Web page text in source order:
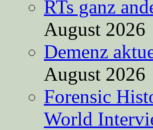
RTs ganz
August 2026
Demenz
August 2026
Forensic
World